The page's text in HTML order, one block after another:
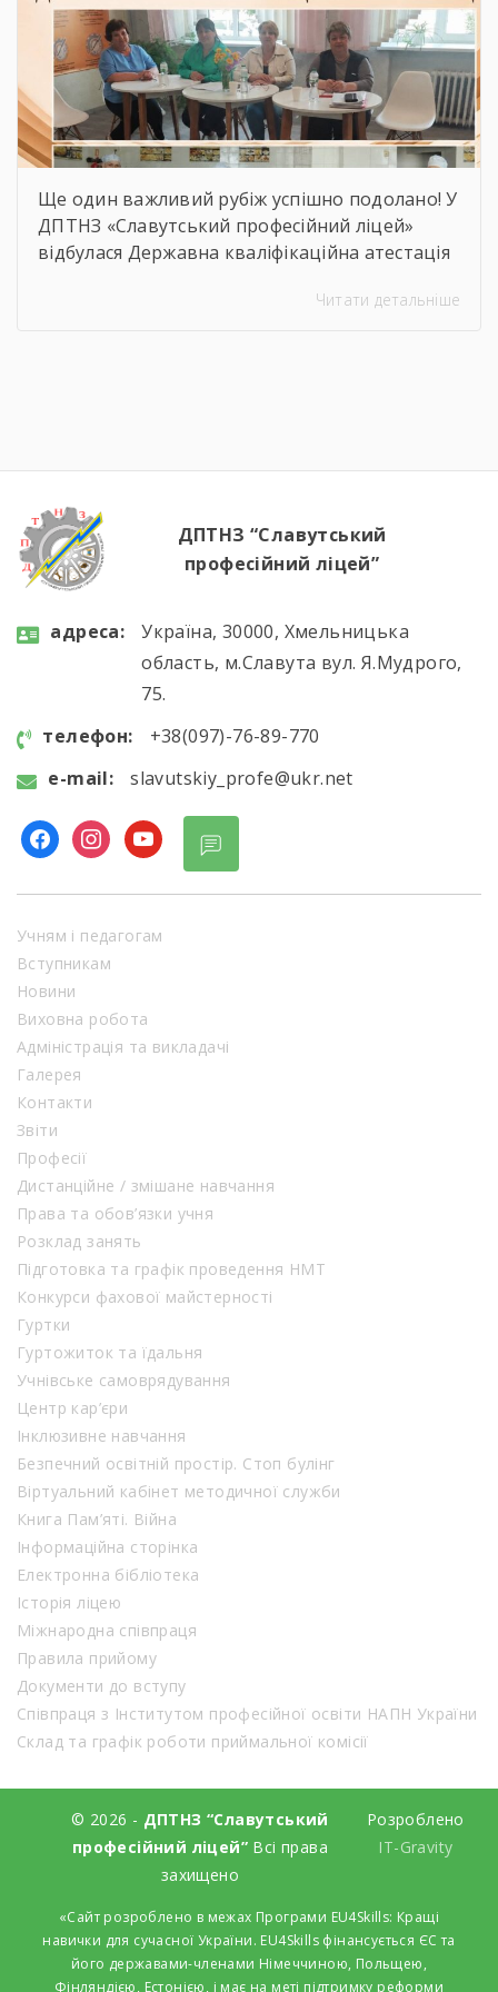
Ще один важливий рубіж успішно подолано! У
ДПТНЗ «Славутський професійний ліцей»
відбулася Державна кваліфікаційна атестація
Кондитер». За кожною стравою, кожним
Вітаємо майбутніх кухарів і кондитерів із […]
Читати детальніше
ДПТНЗ “Славутський
професійний ліцей”
aдресa:
Україна, 30000, Хмельницька
область, м.Славута вул. Я.Мудрого,
75.
телефон:
+38(097)-76-89-770
e-mail:
slavutskiy_profe@ukr.net
Учням і педагогам
Вступникам
Новини
Виховна робота
Адміністрація та викладачі
Галерея
Контакти
Звіти
Професії
Дистанційне / змішане навчання
Права та обов’язки учня
Розклад занять
Підготовка та графік проведення НМТ
Конкурси фахової майстерності
Гуртки
Гуртожиток та їдальня
Учнівське самоврядування
Центр кар’єри
Інклюзивне навчання
Безпечний освітній простір. Стоп булінг
Віртуальний кабінет методичної служби
Книга Пам’яті. Війна
Інформаційна сторінка
Електронна бібліотека
Історія ліцею
Міжнародна співпраця
Правила прийому
Документи до вступу
Співпраця з Інститутом професійної освіти НАПН України
Склад та графік роботи приймальної комісії
© 2026 - ДПТНЗ “Славутський
професійний ліцей”Всі права
захищено
Розроблено
IT-Gravity
«Сайт розроблено в межах Програми EU4Skills: Кращі
навички для сучасної України. EU4Skills фінансується ЄС та
його державами-членами Німеччиною, Польщею,
Фінляндією, Естонією, і має на меті підтримку реформи